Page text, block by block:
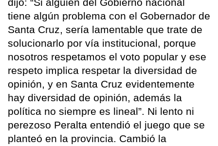
dijo: “Si alguien del Gobierno nacional
tiene algún problema con el Gobernador de
Santa Cruz, sería lamentable que trate de
solucionarlo por vía institucional, porque
nosotros respetamos el voto popular y ese
respeto implica respetar la diversidad de
opinión, y en Santa Cruz evidentemente
hay diversidad de opinión, además la
política no siempre es lineal”. Ni lento ni
perezoso Peralta entendió el juego que se
planteó en la provincia. Cambió la